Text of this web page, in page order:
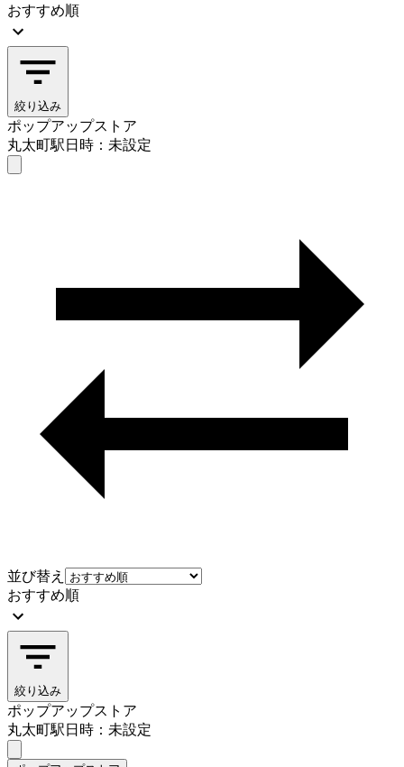
おすすめ順
絞り込み
ポップアップストア
丸太町駅日時：未設定
並び替え
おすすめ順
絞り込み
ポップアップストア
丸太町駅日時：未設定